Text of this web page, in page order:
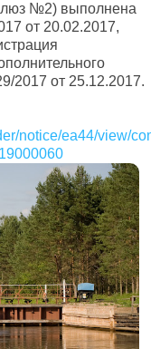
№2) выполнена
от 20.02.2017,
2017 от 25.12.2017.
notice/ea44/view/